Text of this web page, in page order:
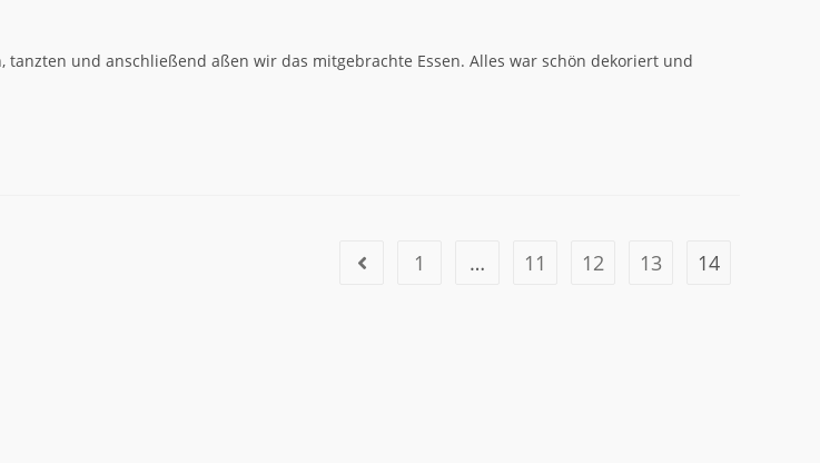
und anschließend aßen wir das mitgebrachte Essen. Alles war schön dekoriert und
1 … 11 12 13 14